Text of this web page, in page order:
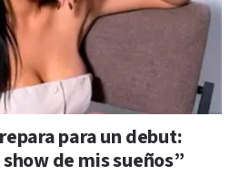
para un debut:
de mis sueños”